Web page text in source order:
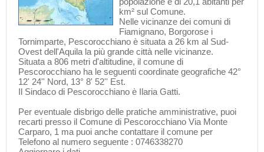
km² sul Comune.
Nelle vicinanze dei comuni di
Fiamignano, Borgorose i
Tornimparte, Pescorocchiano è situata a 26 km al Sud-
Ovest dell'Aquila la più grande città nelle vicinanze.
Situata a 806 metri d'altitudine, il comune di
Pescorocchiano ha le seguenti coordinate geografiche 42°
12' 24'' Nord, 13° 8' 52'' Est.
Il Sindaco di Pescorocchiano è Ilaria Gatti.
Per eventuale disbrigo delle pratiche amministrative, puoi
recarti presso il Comune di Pescorocchiano Via Monte
Carparo, 1 ma puoi anche contattare il comune per
Telefono al numero seguente : 0746338270